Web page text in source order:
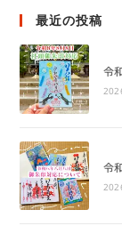
最近の投稿
令
令